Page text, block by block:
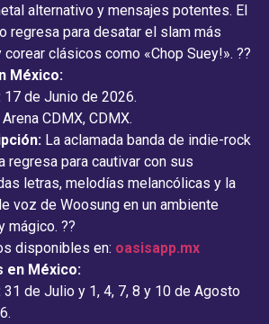
alternativo y mensajes potentes. El
regresa para desatar el slam más
corear clásicos como «Chop Suey!». ??
México:
17 de Junio de 2026.
Arena CDMX, CDMX.
La aclamada banda de indie-rock
regresa para cautivar con sus
letras, melodías melancólicas y la
voz de Woosung en un ambiente
mágico. ??
disponibles en: oasisapp.mx
en México:
31 de Julio y 1, 4, 7, 8 y 10 de Agosto